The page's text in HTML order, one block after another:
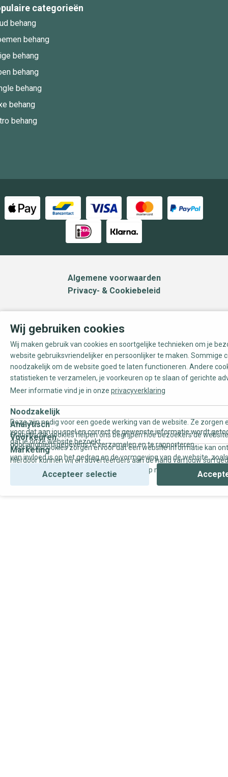
categorieën
behang
behang
behang
behang
behang
behang
behang
Algemene voorwaarden
Privacy- & Cookiebeleid
Wij gebruiken cookies
Wij maken gebruik van cookies en soortgelijke technieken om je
website gebruiksvriendelijker en persoonlijker te maken. Sommige
noodzakelijk om de website goed te laten functioneren. Andere
statistieken te verzamelen, je voorkeuren op te slaan of gerichte
Meer informatie vind je in onze privacyverklaring
Noodzakelijk
Deze zijn nodig voor een goede werking van de website. Ze zorgen
voor dat aan jou snel en correct de gewenste informatie wordt
dat je onze website bezoekt.
Analytisch
Statistische cookies helpen ons begrijpen hoe bezoekers de
door anoniem gegevens te verzamelen en te rapporteren.
Voorkeuren
Voorkeurscookies zorgen ervoor dat een website informatie kan
van invloed is op het gedrag en de vormgeving van de website,
Marketing
Hierdoor kunnen wij en adverteerders aan de hand van jouw
gepersonaliseerde online advertenties en op maat gemaakte
Accepteer selectie